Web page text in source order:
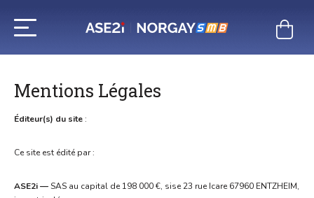
contenu
Mentions Légales
Éditeur(s) du site:
Ce site est édité par :
ASE2i —SAS au capital de 198 000 €, sise 23 rue Icare 67960 ENTZHEIM,